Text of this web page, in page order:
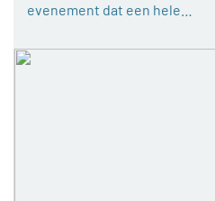
evenement dat een hele…